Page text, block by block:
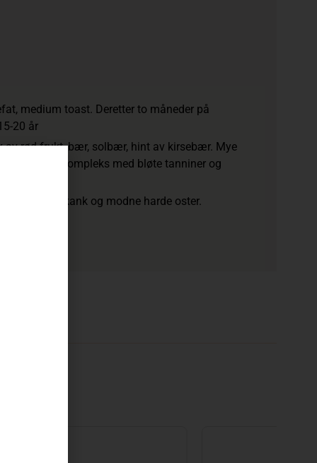
medium toast. Deretter to måneder på
20 år
av rød frukt, bær, solbær, hint av kirsebær. Mye
Fyldig og kompleks med bløte tanniner og
lammeskank og modne harde oster.